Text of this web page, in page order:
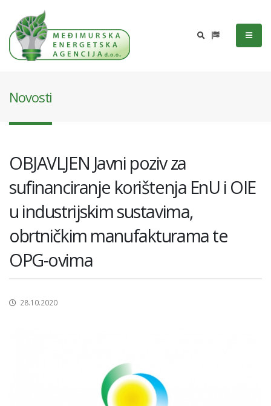
Novosti
OBJAVLJEN Javni poziv za
sufinanciranje korištenja EnU i OIE
u industrijskim sustavima,
obrtničkim manufakturama te
OPG-ovima
28.10.2020